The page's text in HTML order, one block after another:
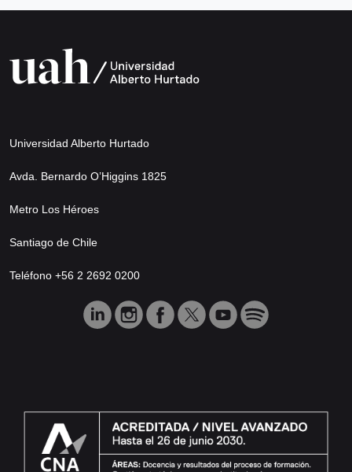
Universidad Alberto Hurtado
Avda. Bernardo O’Higgins 1825
Metro Los Héroes
Santiago de Chile
Teléfono +56 2 2692 0200